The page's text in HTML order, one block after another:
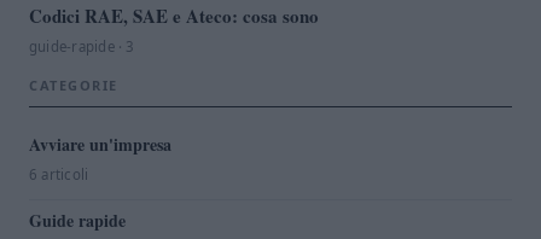
Codici RAE, SAE e Ateco: cosa sono
guide-rapide · 3
CATEGORIE
Avviare un'impresa
6 articoli
Guide rapide